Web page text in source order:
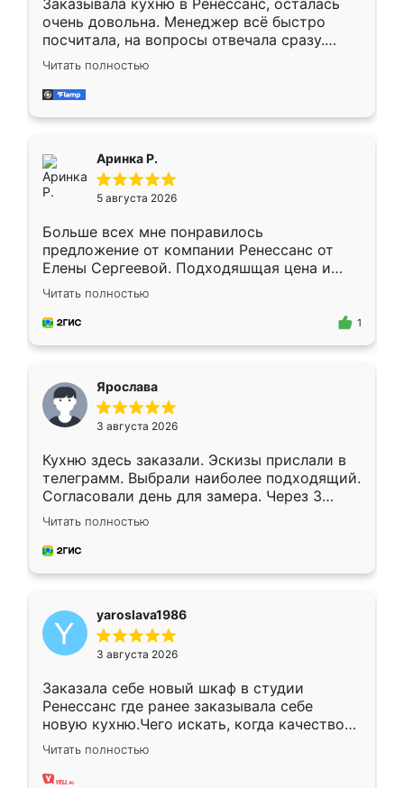
Заказывала кухню в Ренессанс, осталась
очень довольна. Менеджер всё быстро
посчитала, на вопросы отвечала сразу.
Замерщик приехал в субботу, подошёл к
делу со всей ответственностью. Собрали
за день, ребята работали аккуратно, даже
Читать полностью
Аринка Р.
5 августа 2026
Больше всех мне понравилось
предложение от компании Ренессанс от
Елены Сергеевой. Подходяшщая цена и
короткие сроки изготовления. Приехавший
для замера сотрудник Владислав
предложил по моему эскизу самый
Читать полностью
1
Ярослава
3 августа 2026
Кухню здесь заказали. Эскизы прислали в
телеграмм. Выбрали наиболее подходящий.
Согласовали день для замера. Через 3
недели кухня была уже готова. Остались
довольны работой. Спасибо Ренессанс
мебель за качественную работу!
Читать полностью
yaroslava1986
3 августа 2026
Заказала себе новый шкаф в студии
Ренессанс где ранее заказывала себе
новую кухню.Чего искать, когда качеством
вполне довольна. Служит кухня уже почти
два года, нареканий нет.
Читать полностью